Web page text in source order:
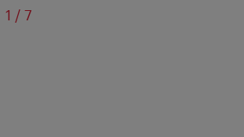
1 //7